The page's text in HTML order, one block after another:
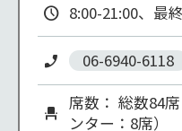
8:00-21:00、最
06-6940-6118
席数： 総数84
ンター：8席）